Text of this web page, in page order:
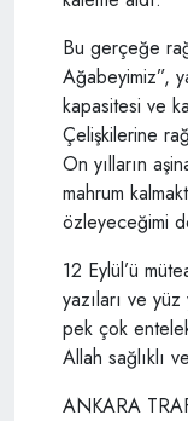
Bu gerçeğe
Ağabeyimiz”,
kapasitesi ve
Çelişkilerine
On yılların
mahrum
özleyeceğimi
12 Eylül’ü
yazıları ve
pek çok
Allah sağlıklı
ANKARA